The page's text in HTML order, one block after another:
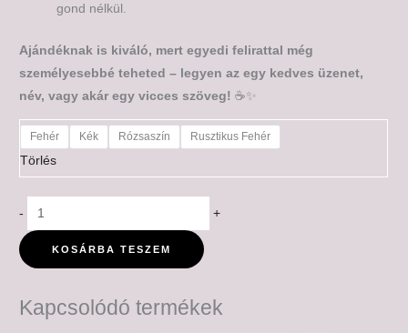
gond nélkül.
Ajándéknak is kiváló, mert egyedi felirattal még
személyesebbé teheted – legyen az egy kedves üzenet,
név, vagy akár egy vicces szöveg! ☕✨
Fehér Kék Rózsaszín Rusztikus Fehér
Törlés
- +
KOSÁRBA TESZEM
Kapcsolódó termékek